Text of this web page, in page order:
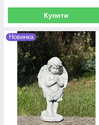
Купити
Новинка